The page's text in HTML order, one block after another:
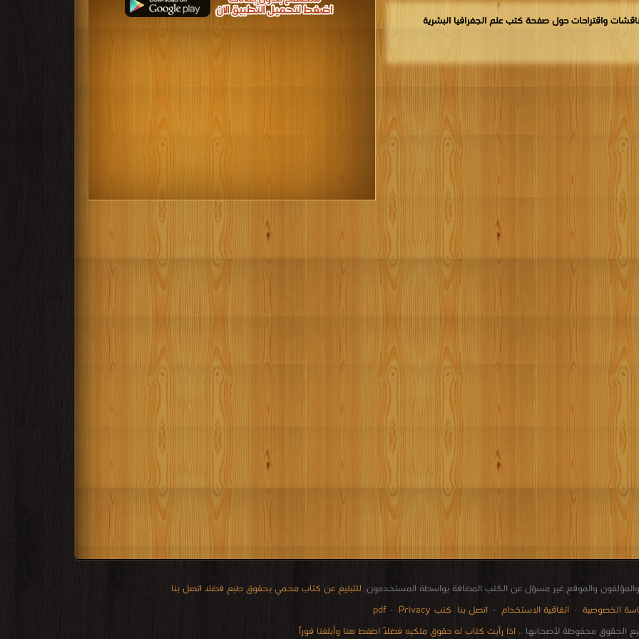
واقتراحات حول صفحة كتب علم الجغرافيا البشرية
والموقع غير مسؤل عن الكتب المضافة بواسطة المستخدمون. للتبليغ عن كتاب محمي بحقوق طبع فضلا اتصل بنا
الخصوصية · اتفاقية الاستخدام · اتصل بنا كتب pdf · Privacy
الحقوق محفوظة لأصحابها ..اذا رأيت كتاب له حقوق ملكيه فضلاً اضغط هنا وأبلغنا فوراً